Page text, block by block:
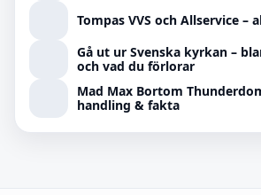
Tompas VVS och Allservice –
Gå ut ur Svenska kyrkan –
och vad du förlorar
Mad Max Bortom
handling & fakta